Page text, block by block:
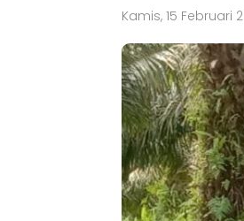
Kamis, 15 Februari